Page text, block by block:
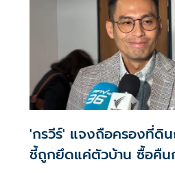
'กรวีร์' แจงถือครองที่ดิ
ชี้ถูกยึดแค่ตัวบ้าน ซื้อคืน